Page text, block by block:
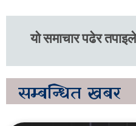
यो समाचार पढेर
सम्बन्धित खबर